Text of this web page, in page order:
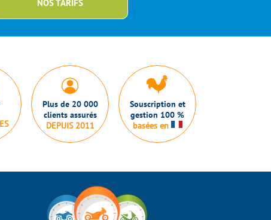
NOS TARIFS
Plus de 20 000
clients assurés
DEPUIS 2011
Souscription et
gestion 100 %
basées en